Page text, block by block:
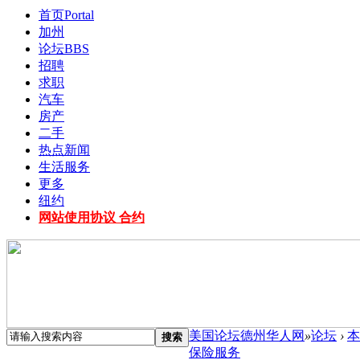
首页Portal
加州
论坛BBS
招聘
求职
汽车
房产
二手
热点新闻
生活服务
更多
纽约
网站使用协议 合约
搜索 美国论坛德州华人网 »论坛 ›
保险服务